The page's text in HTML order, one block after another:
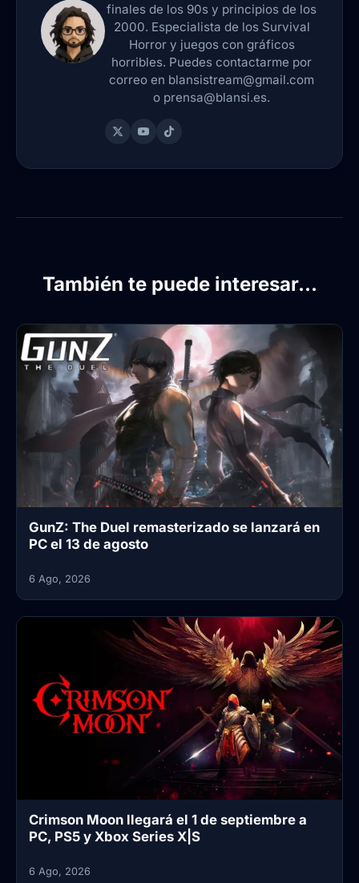
finales de los 90s y principios de los
2000. Especialista de los Survival
Horror y juegos con gráficos
horribles. Puedes contactarme por
correo en blansistream@gmail.com
o prensa@blansi.es.
También te puede interesar...
GunZ: The Duel remasterizado se lanzará en
PC el 13 de agosto
6 Ago, 2026
Crimson Moon llegará el 1 de septiembre a
PC, PS5 y Xbox Series X|S
6 Ago, 2026